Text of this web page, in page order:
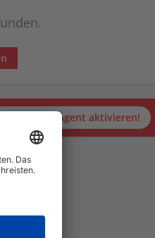
Jetzt JobAgent aktivieren!